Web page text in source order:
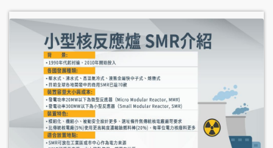
👤邀訪來賓：
何美鄉（台灣疫苗產業協會理事長）
陳秀熙（臺大流行病學與預防醫學研究所教授）
柳朋馳（新光醫院家醫科主治醫師）
洪素卿（今健康總經理）